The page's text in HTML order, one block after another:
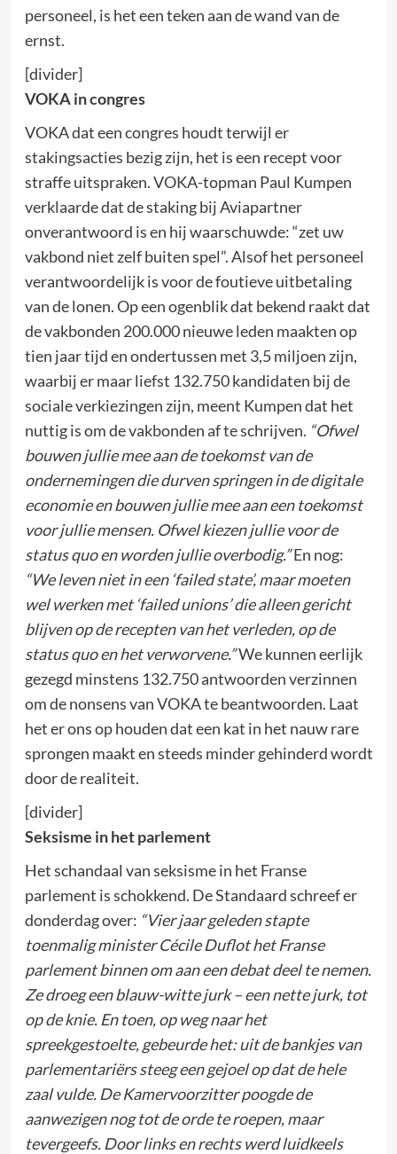
personeel, is het een teken aan de wand van de
ernst.
[divider]
VOKA in congres
VOKA dat een congres houdt terwijl er
stakingsacties bezig zijn, het is een recept voor
straffe uitspraken. VOKA-topman Paul Kumpen
verklaarde dat de staking bij Aviapartner
onverantwoord is en hij waarschuwde: “zet uw
vakbond niet zelf buiten spel”. Alsof het personeel
verantwoordelijk is voor de foutieve uitbetaling
van de lonen. Op een ogenblik dat bekend raakt dat
de vakbonden 200.000 nieuwe leden maakten op
tien jaar tijd en ondertussen met 3,5 miljoen zijn,
waarbij er maar liefst 132.750 kandidaten bij de
sociale verkiezingen zijn, meent Kumpen dat het
nuttig is om de vakbonden af te schrijven. “Ofwel
bouwen jullie mee aan de toekomst van de
ondernemingen die durven springen in de digitale
economie en bouwen jullie mee aan een toekomst
voor jullie mensen. Ofwel kiezen jullie voor de
status quo en worden jullie overbodig.”En nog:
“We leven niet in een ‘failed state’, maar moeten
wel werken met ‘failed unions’ die alleen gericht
blijven op de recepten van het verleden, op de
status quo en het verworvene.”We kunnen eerlijk
gezegd minstens 132.750 antwoorden verzinnen
om de nonsens van VOKA te beantwoorden. Laat
het er ons op houden dat een kat in het nauw rare
sprongen maakt en steeds minder gehinderd wordt
door de realiteit.
[divider]
Seksisme in het parlement
Het schandaal van seksisme in het Franse
parlement is schokkend. De Standaard schreef er
donderdag over: “Vier jaar geleden stapte
toenmalig minister Cécile ­Duflot het Franse
parlement binnen om aan een debat deel te nemen.
Ze droeg een blauw-witte jurk – een nette jurk, tot
op de knie. En toen, op weg naar het
spreekgestoelte, gebeurde het: uit de bankjes van
parlementariërs steeg een gejoel op dat de hele
zaal vulde. De Kamervoorzitter poogde de
aanwezigen nog tot de orde te roepen, maar
tevergeefs. Door links en rechts werd luidkeels